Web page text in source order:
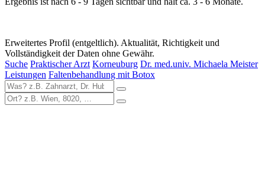
Erweitertes Profil (entgeltlich). Aktualität, Richtigkeit und
Vollständigkeit der Daten ohne Gewähr.
Suche Praktischer Arzt Korneuburg Dr. med.univ. Michaela Meister
Leistungen Faltenbehandlung mit Botox